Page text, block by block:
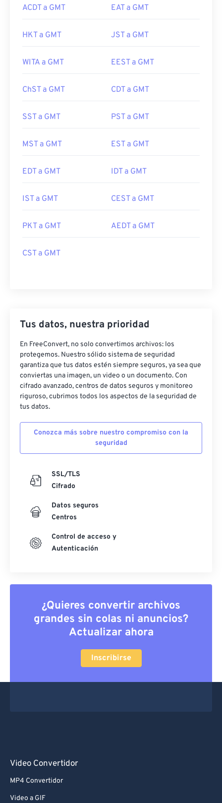
ACDT a GMT EAT a GMT
HKT a GMT JST a GMT
WITA a GMT EEST a GMT
ChST a GMT CDT a GMT
SST a GMT PST a GMT
MST a GMT EST a GMT
EDT a GMT IDT a GMT
IST a GMT CEST a GMT
PKT a GMT AEDT a GMT
CST a GMT
Tus datos, nuestra prioridad
En FreeConvert, no solo convertimos archivos: los
protegemos. Nuestro sólido sistema de seguridad
garantiza que tus datos estén siempre seguros, ya sea que
conviertas una imagen, un video o un documento. Con
cifrado avanzado, centros de datos seguros y monitoreo
riguroso, cubrimos todos los aspectos de la seguridad de
tus datos.
Conozca más sobre nuestro compromiso con la
seguridad
SSL/TLS
Cifrado
Datos seguros
Centros
Control de acceso y
Autenticación
¿Quieres convertir archivos
grandes sin colas ni anuncios?
Actualizar ahora
Inscribirse
Video Convertidor
MP4 Convertidor
Video a GIF